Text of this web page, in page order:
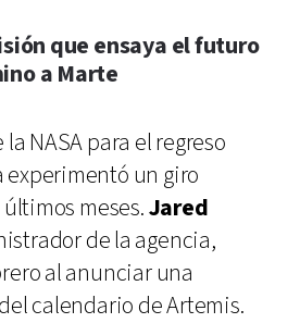
que ensaya el futuro
a Marte
NASA para el regreso
experimentó un giro
meses.Jared
de la agencia,
al anunciar una
calendario de Artemis.